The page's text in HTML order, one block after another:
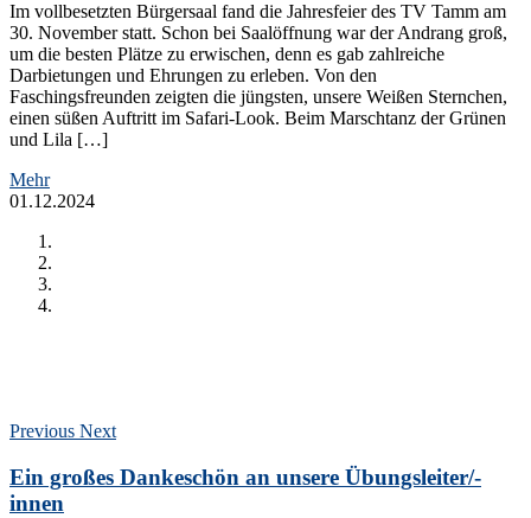
Im vollbesetzten Bürgersaal fand die Jahresfeier des TV Tamm am
30. November statt. Schon bei Saalöffnung war der Andrang groß,
um die besten Plätze zu erwischen, denn es gab zahlreiche
Darbietungen und Ehrungen zu erleben. Von den
Faschingsfreunden zeigten die jüngsten, unsere Weißen Sternchen,
einen süßen Auftritt im Safari-Look. Beim Marschtanz der Grünen
und Lila […]
Mehr
01.12.2024
Previous Next
Ein großes Dankeschön an unsere Übungsleiter/-
innen